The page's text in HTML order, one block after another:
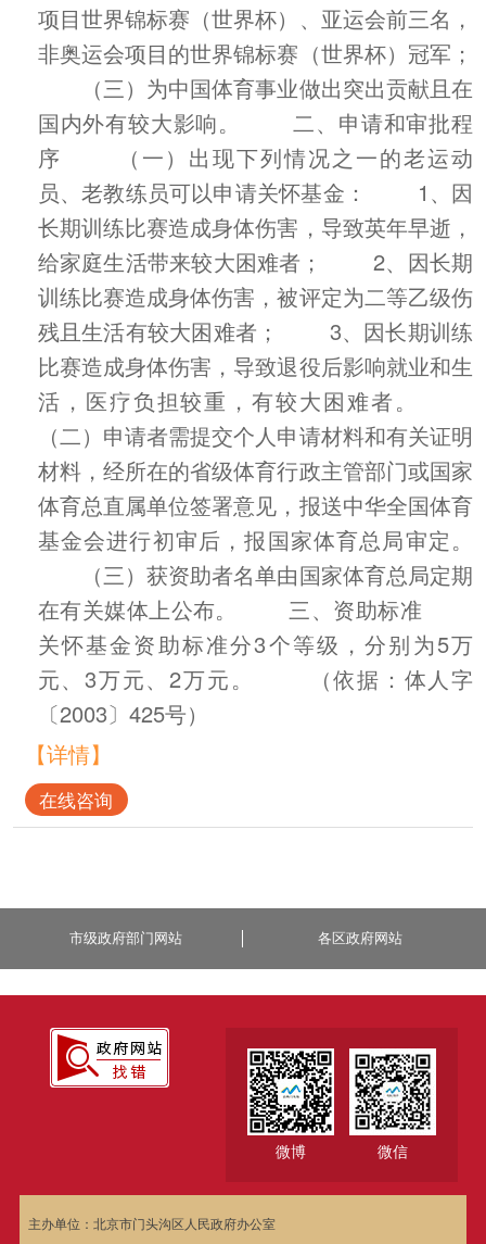
项目世界锦标赛（世界杯）、亚运会前三名，
非奥运会项目的世界锦标赛（世界杯）冠军；
（三）为中国体育事业做出突出贡献且在
国内外有较大影响。 二、申请和审批程
序 （一）出现下列情况之一的老运动
员、老教练员可以申请关怀基金： 1、因
长期训练比赛造成身体伤害，导致英年早逝，
给家庭生活带来较大困难者； 2、因长期
训练比赛造成身体伤害，被评定为二等乙级伤
残且生活有较大困难者； 3、因长期训练
比赛造成身体伤害，导致退役后影响就业和生
活，医疗负担较重，有较大困难者。
（二）申请者需提交个人申请材料和有关证明
材料，经所在的省级体育行政主管部门或国家
体育总直属单位签署意见，报送中华全国体育
基金会进行初审后，报国家体育总局审定。
（三）获资助者名单由国家体育总局定期
在有关媒体上公布。 三、资助标准
关怀基金资助标准分3个等级，分别为5万
元、3万元、2万元。 （依据：体人字
〔2003〕425号）
【详情】
在线咨询
市级政府部门网站 各区政府网站
微博 微信
主办单位：北京市门头沟区人民政府办公室